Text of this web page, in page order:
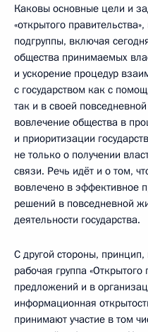
Каковы основные цели и
«открытого
подгруппы, включая
общества принимаемых
и ускорение процедур
с государством как с
так и в своей
вовлечение общества в
и приоритизации
не только о получении
связи. Речь идёт и о том,
вовлечено в эффективное
решений в повседневной
деятельности государства.
С другой стороны, принцип,
рабочая группа
предложений и в
информационная
принимают участие в том